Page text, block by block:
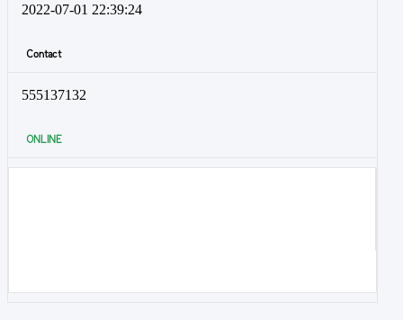
2022-07-01 22:39:24
Contact
555137132
ONLINE